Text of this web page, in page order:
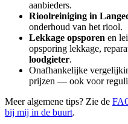
aanbieders.
Rioolreiniging in
onderhoud van het riool.
Lekkage opsporen en
opsporing lekkage,
loodgieter.
Onafhankelijke
prijzen — ook voor
Meer algemene tips? Zie de
bij mij in de buurt.